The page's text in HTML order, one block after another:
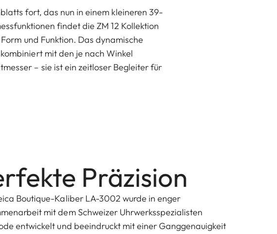
fort, das nun in einem kleineren 39-
findet die ZM 12 Kollektion
und Funktion. Das dynamische
mit den je nach Winkel
– sie ist ein zeitloser Begleiter für
Präzision
Boutique-Kaliber LA-3002 wurde in enger
mit dem Schweizer Uhrwerksspezialisten
entwickelt und beeindruckt mit einer Ganggenauigkeit